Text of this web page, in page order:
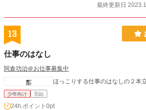
最終更新日
13
仕事のはなし
阿倉功治＠お仕事募集中
ほっこりする仕事のはなしの２本
少年向け 完結
24h.ポイント 0pt